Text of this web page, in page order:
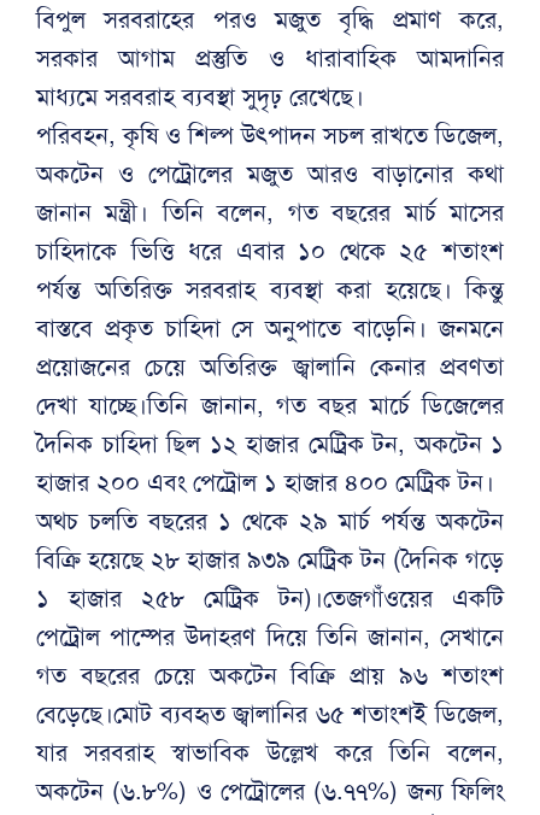
বিপুল সরবরাহের পরও মজুত বৃদ্ধি প্রমাণ করে,
সরকার আগাম প্রস্তুতি ও ধারাবাহিক আমদানির
মাধ্যমে সরবরাহ ব্যবস্থা সুদৃঢ় রেখেছে।
পরিবহন, কৃষি ও শিল্প উৎপাদন সচল রাখতে ডিজেল,
অকটেন ও পেট্রোলের মজুত আরও বাড়ানোর কথা
জানান মন্ত্রী। তিনি বলেন, গত বছরের মার্চ মাসের
চাহিদাকে ভিত্তি ধরে এবার ১০ থেকে ২৫ শতাংশ
পর্যন্ত অতিরিক্ত সরবরাহ ব্যবস্থা করা হয়েছে। কিন্তু
বাস্তবে প্রকৃত চাহিদা সে অনুপাতে বাড়েনি। জনমনে
প্রয়োজনের চেয়ে অতিরিক্ত জ্বালানি কেনার প্রবণতা
দেখা যাচ্ছে।তিনি জানান, গত বছর মার্চে ডিজেলের
দৈনিক চাহিদা ছিল ১২ হাজার মেট্রিক টন, অকটেন ১
হাজার ২০০ এবং পেট্রোল ১ হাজার ৪০০ মেট্রিক টন।
অথচ চলতি বছরের ১ থেকে ২৯ মার্চ পর্যন্ত অকটেন
বিক্রি হয়েছে ২৮ হাজার ৯৩৯ মেট্রিক টন (দৈনিক গড়ে
১ হাজার ২৫৮ মেট্রিক টন)।তেজগাঁওয়ের একটি
পেট্রোল পাম্পের উদাহরণ দিয়ে তিনি জানান, সেখানে
গত বছরের চেয়ে অকটেন বিক্রি প্রায় ৯৬ শতাংশ
বেড়েছে।মোট ব্যবহৃত জ্বালানির ৬৫ শতাংশই ডিজেল,
যার সরবরাহ স্বাভাবিক উল্লেখ করে তিনি বলেন,
অকটেন (৬.৮%) ও পেট্রোলের (৬.৭৭%) জন্য ফিলিং